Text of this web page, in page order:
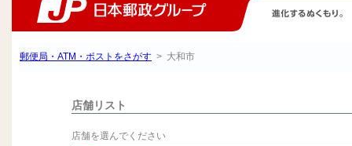
郵便局・ATM・ポストをさがす > 大和市
店舗リスト
店舗を選んでください